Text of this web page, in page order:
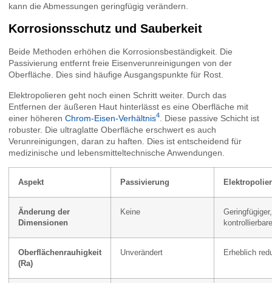
kann die Abmessungen geringfügig verändern.
Korrosionsschutz und Sauberkeit
Beide Methoden erhöhen die Korrosionsbeständigkeit. Die
Passivierung entfernt freie Eisenverunreinigungen von der
Oberfläche. Dies sind häufige Ausgangspunkte für Rost.
Elektropolieren geht noch einen Schritt weiter. Durch das
Entfernen der äußeren Haut hinterlässt es eine Oberfläche mit
einer höheren Chrom-Eisen-Verhältnis4
. Diese passive Schicht ist
robuster. Die ultraglatte Oberfläche erschwert es auch
Verunreinigungen, daran zu haften. Dies ist entscheidend für
medizinische und lebensmitteltechnische Anwendungen.
Aspekt Passivierung
Änderung der
Dimensionen
Keine
Geringfügiger,
Oberflächenrauhigkeit
(Ra)
Unverändert Erheblich